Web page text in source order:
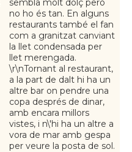
sembla molt dolç però
no ho és tan. En alguns
restaurants també el fan
com a granitzat canviant
la llet condensada per
llet merengada.
\r\nTornant al restaurant,
a la part de dalt hi ha un
altre bar on pendre una
copa després de dinar,
amb encara millors
vistes, i n\'hi ha un altre a
vora de mar amb gespa
per veure la posta de sol.